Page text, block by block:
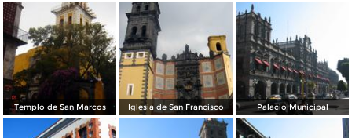
Templo de San Marcos Iglesia de San Francisco Palacio Municipal